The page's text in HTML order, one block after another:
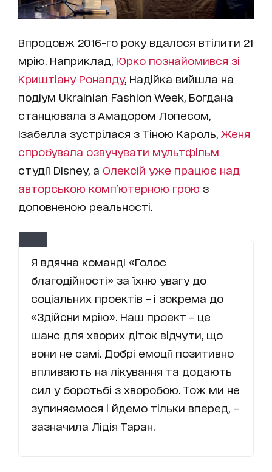
Впродовж 2016-го року вдалося втілити 21
мрію. Наприклад, Юрко познайомився зі
Криштіану Роналду, Надійка вийшла на
подіум Ukrainian Fashion Week, Богдана
станцювала з Амадором Лопесом,
Ізабелла зустрілася з Тіною Кароль, Женя
спробувала озвучувати мультфільм
студії Disney, а Олексій уже працює над
авторською комп’ютерною грою з
доповненою реальності.
Я вдячна команді «Голос
благодійності» за їхню увагу до
соціальних проектів – і зокрема до
«Здійсни мрію». Наш проект – це
шанс для хворих діток відчути, що
вони не самі. Добрі емоції позитивно
впливають на лікування та додають
сил у боротьбі з хворобою. Тож ми не
зупиняємося і йдемо тільки вперед, –
зазначила Лідія Таран.